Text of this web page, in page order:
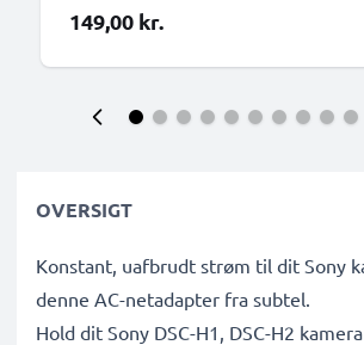
149,00 kr.
OVERSIGT
Konstant, uafbrudt strøm til dit Sony
denne AC-netadapter fra subtel.
Hold dit Sony DSC-H1, DSC-H2